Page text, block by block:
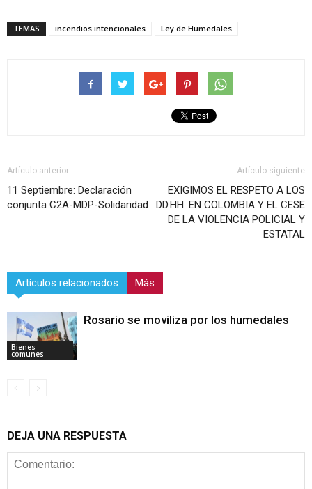
TEMAS incendios intencionales Ley de Humedales
Artículo anterior
11 Septiembre: Declaración
conjunta C2A-MDP-Solidaridad
Artículo siguiente
EXIGIMOS EL RESPETO A LOS
DD.HH. EN COLOMBIA Y EL CESE
DE LA VIOLENCIA POLICIAL Y
ESTATAL
Artículos relacionados Más
Bienes
comunes
Rosario se moviliza por los humedales
DEJA UNA RESPUESTA